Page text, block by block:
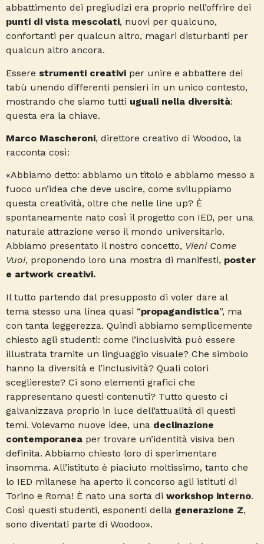
abbattimento dei pregiudizi era proprio nell’offrire dei
punti di vista mescolati, nuovi per qualcuno,
confortanti per qualcun altro, magari disturbanti per
qualcun altro ancora.
Essere strumenti creativi per unire e abbattere dei
tabù unendo differenti pensieri in un unico contesto,
mostrando che siamo tutti uguali nella diversità:
questa era la chiave.
Marco Mascheroni, direttore creativo di Woodoo, la
racconta così:
«Abbiamo detto: abbiamo un titolo e abbiamo messo a
fuoco un’idea che deve uscire, come sviluppiamo
questa creatività, oltre che nelle line up? È
spontaneamente nato così il progetto con IED, per una
naturale attrazione verso il mondo universitario.
Abbiamo presentato il nostro concetto, Vieni Come
Vuoi, proponendo loro una mostra di manifesti, poster
e artwork creativi.
Il tutto partendo dal presupposto di voler dare al
tema stesso una linea quasi “propagandistica”, ma
con tanta leggerezza. Quindi abbiamo semplicemente
chiesto agli studenti: come l’inclusività può essere
illustrata tramite un linguaggio visuale? Che simbolo
hanno la diversità e l’inclusività? Quali colori
scegliereste? Ci sono elementi grafici che
rappresentano questi contenuti? Tutto questo ci
galvanizzava proprio in luce dell’attualità di questi
temi. Volevamo nuove idee, una declinazione
contemporanea per trovare un’identità visiva ben
definita. Abbiamo chiesto loro di sperimentare
insomma. All’istituto è piaciuto moltissimo, tanto che
lo IED milanese ha aperto il concorso agli istituti di
Torino e Roma! È nato una sorta di workshop interno.
Così questi studenti, esponenti della generazione Z,
sono diventati parte di Woodoo».